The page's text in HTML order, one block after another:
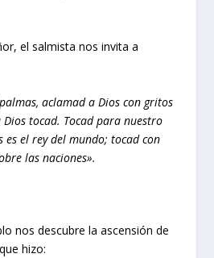
el salmista nos invita a
aclamad a Dios con gritos
tocad. Tocad para nuestro
es el rey del mundo; tocad con
las naciones».
nos descubre la ascensión de
hizo: